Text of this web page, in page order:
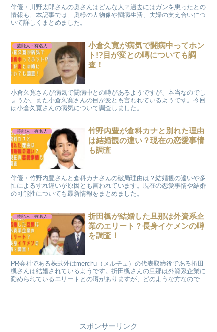
俳優・川野太郎さんの奥さんはどんな人？過去にはガンを患ったとの
情報も。本記事では、奥様の人物像や闘病生活、夫婦の支え合いにつ
いて詳しくまとめました。
芸能人・有名人
小倉久寛が病気で闘病中ってホン
ト!?目が変との噂についても調
査！
小倉久寛さんが病気で闘病中との噂があるようですが、本当なのでし
ょうか。また小倉久寛さんの目が変とも言われているようです。今回
は小倉久寛さんの病気について調査しました。
芸能人・有名人
竹野内豊が倉科カナと別れた理由
は結婚観の違い？現在の恋愛事情
も調査
俳優・竹野内豊さんと倉科カナさんの破局理由は？結婚観の違いや多
忙によるすれ違いが原因とも言われています。現在の恋愛事情や結婚
の可能性についても最新情報をまとめました。
芸能人・有名人
折田楓が結婚した旦那は外資系企
業のエリート？長身イケメンの噂
を調査！
PR会社である株式外はmerchu（メルチュ）の代表取締役である折田
楓さんは結婚されているようです。折田楓さんの旦那は外資系企業に
勤められているエリートとの噂がありますが、どのような方なのでし
スポンサーリンク